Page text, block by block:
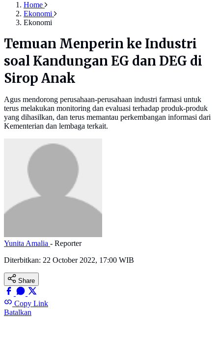
Home
Ekonomi
Ekonomi
Temuan Menperin ke Industri
soal Kandungan EG dan DEG di
Sirop Anak
Agus mendorong perusahaan-perusahaan industri farmasi untuk
terus melakukan monitoring dan evaluasi terhadap produk-produk
yang dihasilkan, dan terus memantau perkembangan informasi dari
Kementerian dan lembaga terkait.
Yunita Amalia - Reporter
Diterbitkan: 22 October 2022, 17:00 WIB
Share
Copy Link
Batalkan